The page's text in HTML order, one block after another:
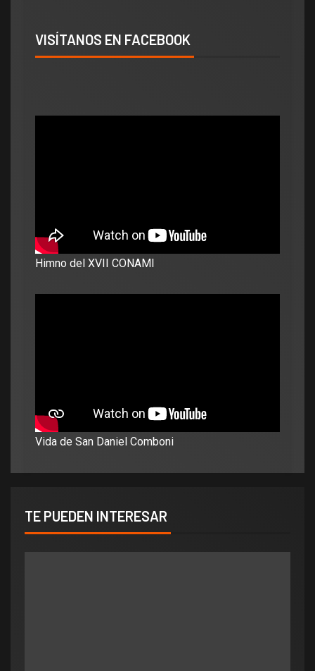
VISÍTANOS EN FACEBOOK
Himno del XVII CONAMI
Vida de San Daniel Comboni
TE PUEDEN INTERESAR